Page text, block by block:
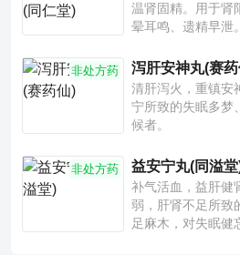
温肾固精。用于肾
晕耳鸣、遗精早泄。
非处方药 泻肝安神丸(赛
清肝泻火，重镇安
宁所致的失眠多梦
候者。
非处方药 益安宁丸(同溢
补气活血，益肝健
弱，肝肾不足所致
足麻木，对失眠健